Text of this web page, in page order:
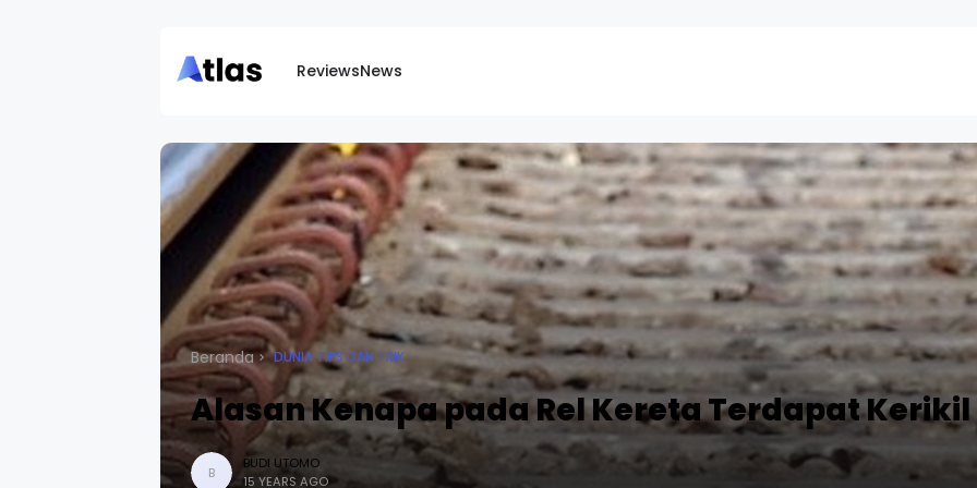
ReviewsNews
Beranda DUNIA TIPS DAN TRIK
Alasan Kenapa pada Rel Kereta Terdapat Kerikil
B
BUDI UTOMO
15 YEARS AGO